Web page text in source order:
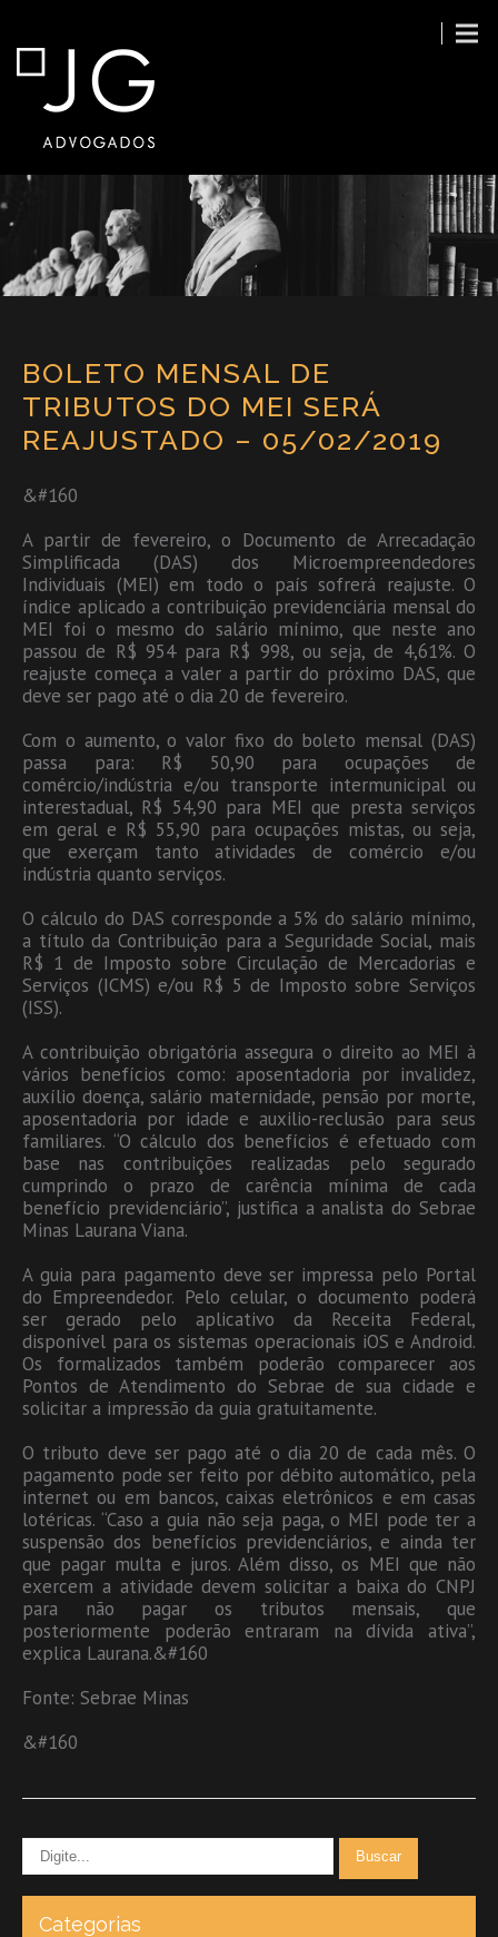
BOLETO MENSAL DE
TRIBUTOS DO MEI SERÁ
REAJUSTADO – 05/02/2019
&#160
A partir de fevereiro, o Documento de Arrecadação
Simplificada (DAS) dos Microempreendedores
Individuais (MEI) em todo o país sofrerá reajuste. O
índice aplicado a contribuição previdenciária mensal do
MEI foi o mesmo do salário mínimo, que neste ano
passou de R$ 954 para R$ 998, ou seja, de 4,61%. O
reajuste começa a valer a partir do próximo DAS, que
deve ser pago até o dia 20 de fevereiro.
Com o aumento, o valor fixo do boleto mensal (DAS)
passa para: R$ 50,90 para ocupações de
comércio/indústria e/ou transporte intermunicipal ou
interestadual, R$ 54,90 para MEI que presta serviços
em geral e R$ 55,90 para ocupações mistas, ou seja,
que exerçam tanto atividades de comércio e/ou
indústria quanto serviços.
O cálculo do DAS corresponde a 5% do salário mínimo,
a título da Contribuição para a Seguridade Social, mais
R$ 1 de Imposto sobre Circulação de Mercadorias e
Serviços (ICMS) e/ou R$ 5 de Imposto sobre Serviços
(ISS).
A contribuição obrigatória assegura o direito ao MEI à
vários benefícios como: aposentadoria por invalidez,
auxílio doença, salário maternidade, pensão por morte,
aposentadoria por idade e auxilio-reclusão para seus
familiares. “O cálculo dos benefícios é efetuado com
base nas contribuições realizadas pelo segurado
cumprindo o prazo de carência mínima de cada
benefício previdenciário”, justifica a analista do Sebrae
Minas Laurana Viana.
A guia para pagamento deve ser impressa pelo Portal
do Empreendedor. Pelo celular, o documento poderá
ser gerado pelo aplicativo da Receita Federal,
disponível para os sistemas operacionais iOS e Android.
Os formalizados também poderão comparecer aos
Pontos de Atendimento do Sebrae de sua cidade e
solicitar a impressão da guia gratuitamente.
O tributo deve ser pago até o dia 20 de cada mês. O
pagamento pode ser feito por débito automático, pela
internet ou em bancos, caixas eletrônicos e em casas
lotéricas. “Caso a guia não seja paga, o MEI pode ter a
suspensão dos benefícios previdenciários, e ainda ter
que pagar multa e juros. Além disso, os MEI que não
exercem a atividade devem solicitar a baixa do CNPJ
para não pagar os tributos mensais, que
posteriormente poderão entraram na dívida ativa”,
explica Laurana.&#160
Fonte: Sebrae Minas
&#160
Categorias